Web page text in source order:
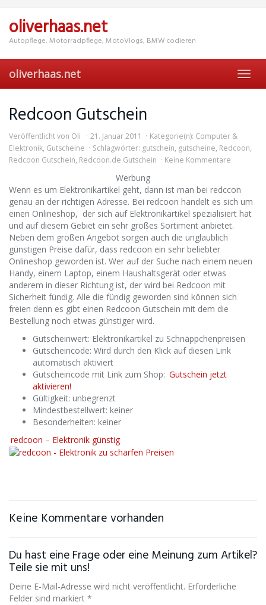
main
content
oliverhaas.net
Autopflege, Motorradpflege, MotoVlogs, BMW codieren
oliverhaas.net
Redcoon Gutschein
Veröffentlicht von Oli 21. Januar 2011 Kategorie(n): Computer &
Elektronik, Gutscheine Schlagwörter: gutschein, gutscheine, Redcoon,
Redcoon Gutschein, Redcoon.de Gutschein Keine Kommentare
Werbung
Wenn es um Elektronikartikel geht, dann ist man bei redccon
genau an der richtigen Adresse. Bei redcoon handelt es sich um
einen Onlineshop, der sich auf Elektronikartikel spezialisiert hat
und auf diesem Gebiet ein sehr großes Sortiment anbietet.
Neben dem großen Angebot sorgen auch die unglaublich
günstigen Preise dafür, dass redcoon ein sehr beliebter
Onlineshop geworden ist. Wer auf der Suche nach einem neuen
Handy, einem Laptop, einem Haushaltsgerät oder etwas
anderem in dieser Richtung ist, der wird bei Redcoon mit
Sicherheit fündig. Alle die fündig geworden sind können sich
freien denn es gibt einen Redcoon Gutschein mit dem die
Bestellung noch etwas günstiger wird.
Gutscheinwert: Elektronikartikel zu Schnäppchenpreisen
Gutscheincode: Wird durch den Klick auf diesen Link
automatisch aktiviert
Gutscheincode mit Link zum Shop: Gutschein jetzt
aktivieren!
Gültigkeit: unbegrenzt
Mindestbestellwert: keiner
Besonderheiten: keiner
redcoon – Elektronik günstig
Keine Kommentare vorhanden
Du hast eine Frage oder eine Meinung zum Artikel?
Teile sie mit uns!
Deine E-Mail-Adresse wird nicht veröffentlicht. Erforderliche
Felder sind markiert *